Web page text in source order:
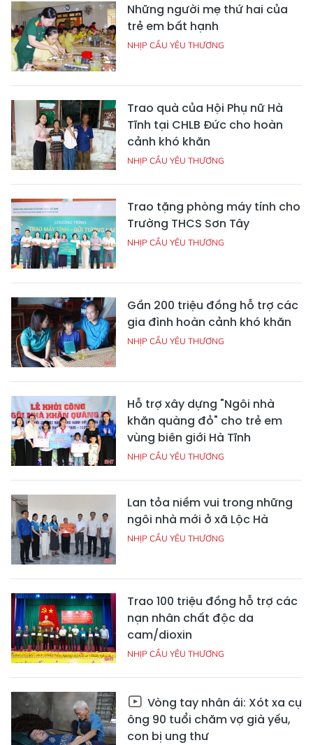
Những người mẹ thứ hai của
trẻ em bất hạnh
NHỊP CẦU YÊU THƯƠNG
Trao quà của Hội Phụ nữ Hà
Tĩnh tại CHLB Đức cho hoàn
cảnh khó khăn
NHỊP CẦU YÊU THƯƠNG
Trao tặng phòng máy tính cho
Trường THCS Sơn Tây
NHỊP CẦU YÊU THƯƠNG
Gần 200 triệu đồng hỗ trợ các
gia đình hoàn cảnh khó khăn
NHỊP CẦU YÊU THƯƠNG
Hỗ trợ xây dựng "Ngôi nhà
khăn quàng đỏ" cho trẻ em
vùng biên giới Hà Tĩnh
NHỊP CẦU YÊU THƯƠNG
Lan tỏa niềm vui trong những
ngôi nhà mới ở xã Lộc Hà
NHỊP CẦU YÊU THƯƠNG
Trao 100 triệu đồng hỗ trợ các
nạn nhân chất độc da
cam/dioxin
NHỊP CẦU YÊU THƯƠNG
Vòng tay nhân ái: Xót xa cụ
ông 90 tuổi chăm vợ già yếu,
con bị ung thư